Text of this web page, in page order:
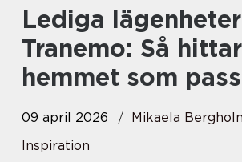
Lediga lägenheter i
Tranemo: Så
hemmet som
09 april 2026
Mikaela
Inspiration